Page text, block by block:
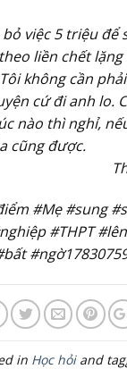
việc 5 triệu để
liền chết
Tôi không cần
cứ đi anh lo.
nào thì nghỉ,
cũng được.
#Mẹ #sung
#THPT
in Học hỏiand